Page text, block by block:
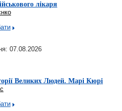
лікаря
07.08.2026
Великих Людей. Марі Кюрі